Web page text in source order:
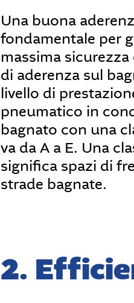
Una buona
fondamentale per
massima sicurezza
di aderenza sul
livello di
pneumatico in
bagnato con una
va da A a E. Una
significa spazi di
strade bagnate.
2.